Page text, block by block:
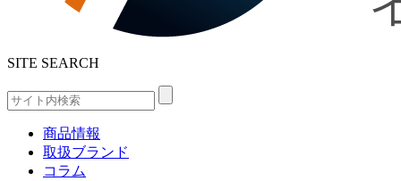
SITE SEARCH
商品情報
取扱ブランド
コラム